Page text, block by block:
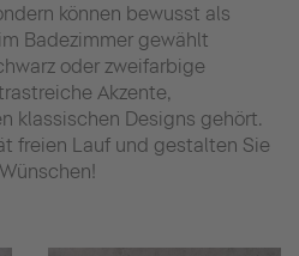
können bewusst als
Badezimmer gewählt
oder zweifarbige
Akzente,
klassischen Designs gehört.
freien Lauf und gestalten Sie